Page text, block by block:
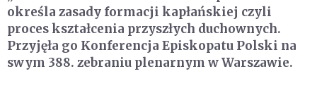
określa zasady formacji kapłańskiej czyli
proces kształcenia przyszłych duchownych.
Przyjęła go Konferencja Episkopatu Polski na
swym 388. zebraniu plenarnym w Warszawie.